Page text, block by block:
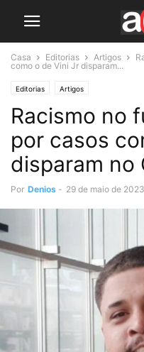
Casa Editorias Artigos
como o de Vini Jr disparam...
Editorias Artigos
Racismo no
por casos
disparam no
Por Denios - 29 de maio de 2023